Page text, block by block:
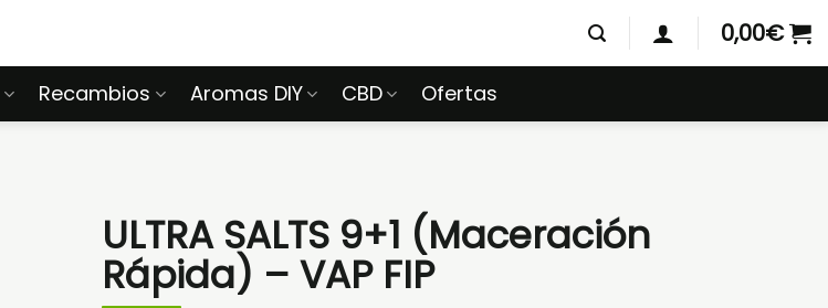
0,00€
Recambios Aromas DIY CBD Ofertas
ULTRA SALTS 9+1 (Maceración
Rápida) – VAP FIP